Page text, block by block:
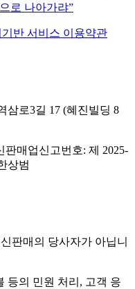
로 나아가랴
기반 서비스 이용약관
삼로3길 17 (혜진빌딩 8
판매업신고번호: 제 2025-
상범
판매의 당사자가 아닙니
등의 민원 처리, 고객 응